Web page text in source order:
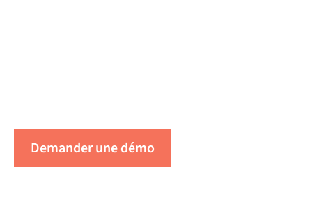
Demander une démo